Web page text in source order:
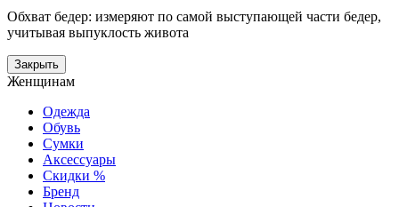
Обхват бедер: измеряют по самой выступающей части бедер,
учитывая выпуклость живота
Закрыть
Женщинам
Одежда
Обувь
Сумки
Аксессуары
Скидки %
Бренд